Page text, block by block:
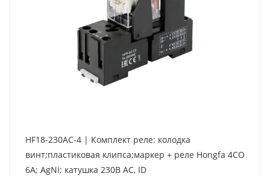
HF18-230AC-4 | Комплект реле: колодка
винт;пластиковая клипса;маркер + реле Hongfa 4CO
6A; AgNi; катушка 230B AC, ID